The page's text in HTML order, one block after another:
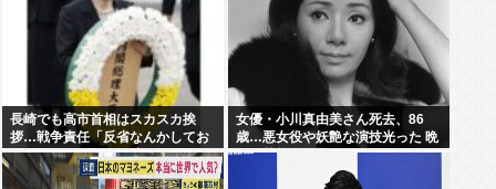
長崎でも高市首相はスカスカ挨
拶…戦争責任「反省なんかしてお
りません」95年の発言がSNSで猛
拡散
女優・小川真由美さん死去、86
歳…悪女役や妖艶な演技光った 晩
年は芸能活動控え尼僧に